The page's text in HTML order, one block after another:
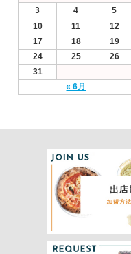
« 6月
3
4 5
10
11 12
17
18 19
24
25 26
31